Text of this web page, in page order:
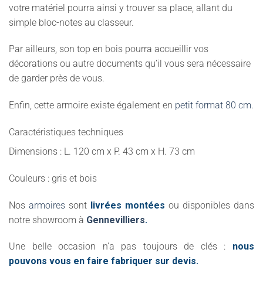
votre matériel pourra ainsi y trouver sa place, allant du
simple bloc-notes au classeur.
Par ailleurs, son top en bois pourra accueillir vos
décorations ou autre documents qu’il vous sera nécessaire
de garder près de vous.
Enfin, cette armoire existe également en petit format 80 cm.
Caractéristiques techniques
Dimensions : L. 120 cm x P. 43 cm x H. 73 cm
Couleurs : gris et bois
Nos armoires sont livrées montées ou disponibles dans
notre showroom à Gennevilliers.
Une belle occasion n’a pas toujours de clés : nous
pouvons vous en faire fabriquer sur devis.